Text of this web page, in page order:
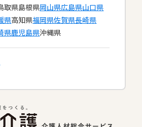
取県島根県岡山県広島県山口県
県高知県福岡県佐賀県長崎県
県鹿児島県沖縄県